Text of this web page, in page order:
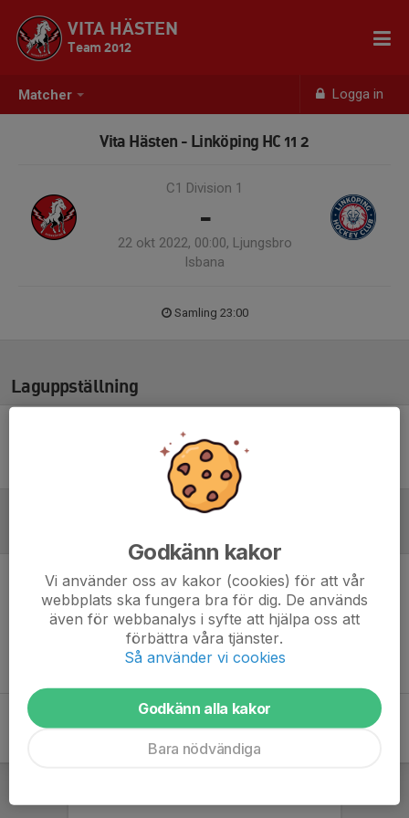
Matcher Logga in
VITA HÄSTEN
Team 2012
Vita Hästen - Linköping HC 11 2
C1 Division 1
-
22 okt 2022, 00:00, Ljungsbro
Isbana
Samling 23:00
Laguppställning
Ingen uppställning ifylld
Inget referat skrivet
Godkänn kakor
Vi använder oss av kakor (cookies) för att vår
webbplats ska fungera bra för dig. De används
även för webbanalys i syfte att hjälpa oss att
förbättra våra tjänster.
Så använder vi cookies
Godkänn alla kakor
Bara nödvändiga